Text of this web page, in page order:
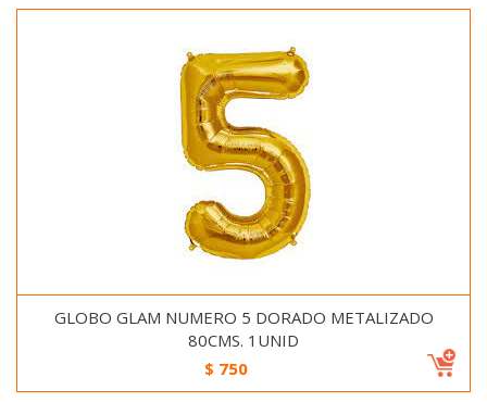
GLOBO GLAM NUMERO 5 DORADO METALIZADO
80CMS. 1UNID
$ 750